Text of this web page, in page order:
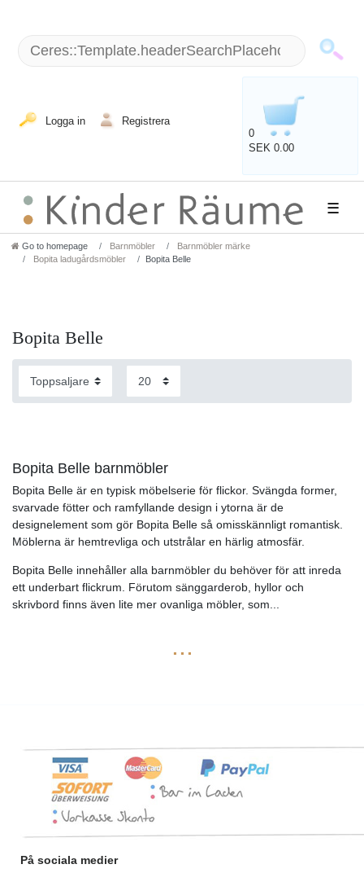
Logga in
Registrera
0
SEK 0.00
☰
Go to homepage Barnmöbler
Barnmöbler märke
Bopita ladugårdsmöbler
Bopita Belle
Bopita Belle
Bopita Belle barnmöbler
Bopita Belle är en typisk möbelserie för flickor. Svängda former,
svarvade fötter och ramfyllande design i ytorna är de
designelement som gör Bopita Belle så omisskännligt romantisk.
Möblerna är hemtrevliga och utstrålar en härlig atmosfär.
Bopita Belle innehåller alla barnmöbler du behöver för att inreda
ett underbart flickrum. Förutom sänggarderob, hyllor och
skrivbord finns även lite mer ovanliga möbler, som
...
På sociala medier